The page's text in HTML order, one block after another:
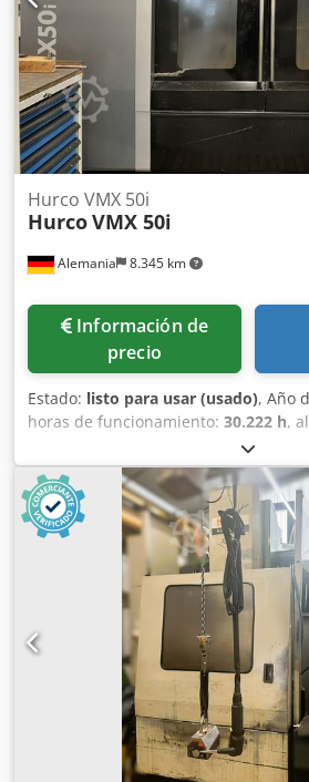
Alemania 8.345 km
Hurco VMX 50i
HurcoVMX 50i
Información de
precio
Estado: listo para usar (usado), Año
horas de funcionamiento: 30.222 h,
, Esta Hurco VMX
fabricó en 2014, presenta un
59 x 26 pulgadas y una velocidad
000 rpm. Admite una capacidad de
un tiempo ATC de herramienta a
segundos. Ideal para un mecanizado
una carga máxima de la mesa de
buscando obtener capacidades de
considere la máquina Hurco VMX 50i
venta. Contáctenos para más
mesa: 1500 x 660 mm • Ranuras en
D E Eqsfx Apisk • Peso máximo en la
del husillo a la mesa 101 mm •
cabezal: 12000 rpm • Potencia del
min/Continuo): 15 kW / 11 kW @ 720